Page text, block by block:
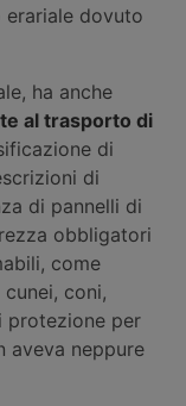
erariale dovuto
ha anche
al trasporto di
di
di
di pannelli di
obbligatori
come
coni,
protezione per
aveva neppure